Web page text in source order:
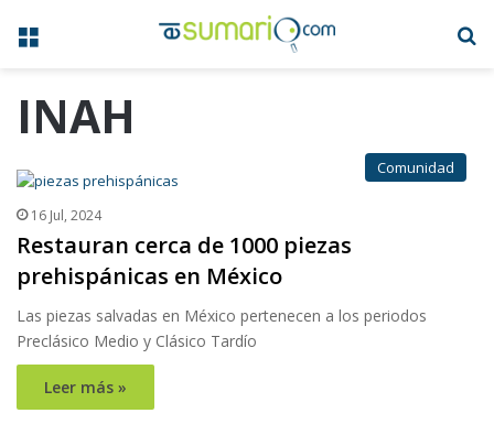
Menú
INAH
Comunidad
16 Jul, 2024
Restauran cerca de 1000 piezas
prehispánicas en México
Las piezas salvadas en México pertenecen a los periodos
Preclásico Medio y Clásico Tardío
Leer más »